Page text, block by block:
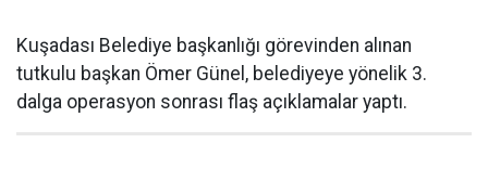
Kuşadası Belediye başkanlığı görevinden alınan
tutkulu başkan Ömer Günel, belediyeye yönelik 3.
dalga operasyon sonrası flaş açıklamalar yaptı.